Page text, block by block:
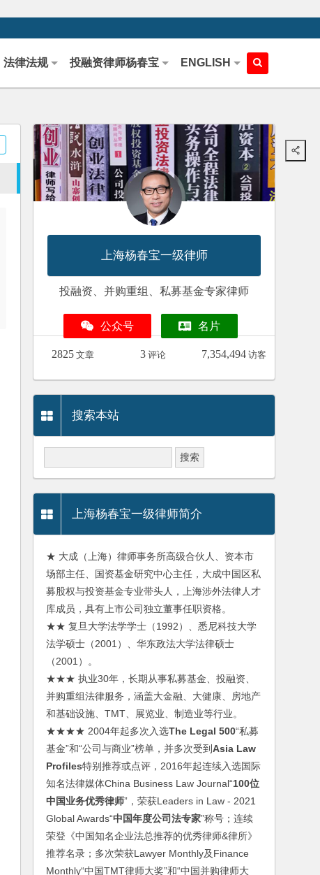
法律法规 投融资律师杨春宝 ENGLISH
上海杨春宝一级律师
投融资、并购重组、私募基金专家律师
公众号 名片
2825 文章 3 评论 7,354,494 访客
搜索本站
上海杨春宝一级律师简介
★ 大成（上海）律师事务所高级合伙人、资本市
场部主任、国资基金研究中心主任，大成中国区私
募股权与投资基金专业带头人，上海涉外法律人才
库成员，具有上市公司独立董事任职资格。
★★ 复旦大学法学学士（1992）、悉尼科技大学
法学硕士（2001）、华东政法大学法律硕士
（2001）。
★★★ 执业30年，长期从事私募基金、投融资、
并购重组法律服务，涵盖大金融、大健康、房地产
和基础设施、TMT、展览业、制造业等行业。
★★★★ 2004年起多次入选The Legal 500“私募
基金”和“公司与商业”榜单，并多次受到Asia Law
Profiles特别推荐或点评，2016年起连续入选国际
知名法律媒体China Business Law Journal“100位
中国业务优秀律师”，荣获Leaders in Law - 2021
Global Awards“中国年度公司法专家”称号；连续
荣登《中国知名企业法总推荐的优秀律师&律所》
推荐名录；多次荣获Lawyer Monthly及Finance
Monthly“中国TMT律师大奖”和“中国并购律师大